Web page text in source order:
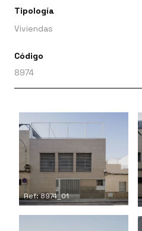
Tipología
Viviendas
Código
8974
Ref: 8974_01